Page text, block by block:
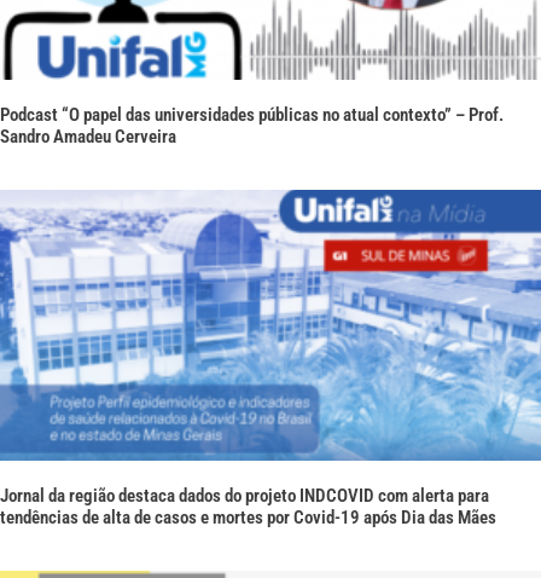
Podcast “O papel das universidades públicas no atual contexto” – Prof.
Sandro Amadeu Cerveira
Jornal da região destaca dados do projeto INDCOVID com alerta para
tendências de alta de casos e mortes por Covid-19 após Dia das Mães